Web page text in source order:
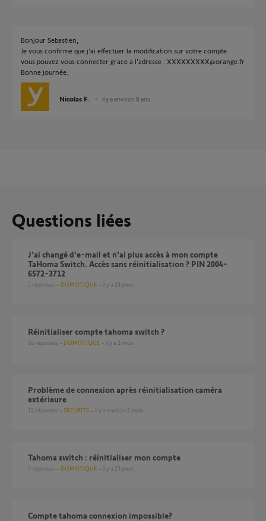
Bonjour Sebastien,
Je vous confirme que j'ai effectuer la modification sur votre compte
vous pouvez vous connecter grace a l'adresse : XXXXXXXXX@orange.fr
Bonne journée.
Nicolas F. il y a environ 8 ans
Questions liées
J'ai changé d'e-mail et n'ai plus accès à mon compte
TaHoma Switch. Accès sans réinitialisation ? PIN 2004-
6572-3712
2 réponses DOMOTIQUE il y a 29 jours
Réinitialiser compte tahoma switch ?
16 réponses DOMOTIQUE il y a 2 mois
Problème de connexion après réinitialisation caméra
extérieure
12 réponses SÉCURITÉ il y a environ 2 mois
Tahoma switch : réinitialiser mon compte
5 réponses DOMOTIQUE il y a 25 jours
compte tahoma connexion impossible?